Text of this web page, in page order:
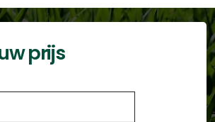
prijs